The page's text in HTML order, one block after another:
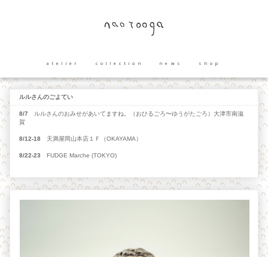
atelier collection news shop
ルルさんのごよてい
8/7 ルルさんのおみせがあいてますね。（おひるごろ〜ゆうがたごろ）大津市南滋
賀
8/12-18 天満屋岡山本店１Ｆ（OKAYAMA）
8/22-23 FUDGE Marche (TOKYO)